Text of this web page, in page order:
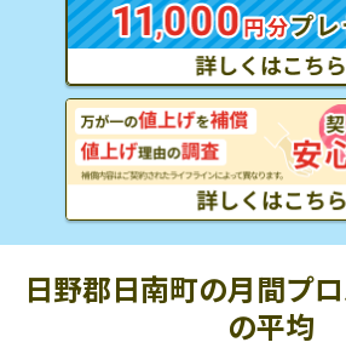
日野郡日南町の月間プ
の平均